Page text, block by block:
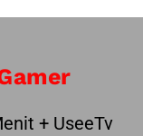
+ UseeTv